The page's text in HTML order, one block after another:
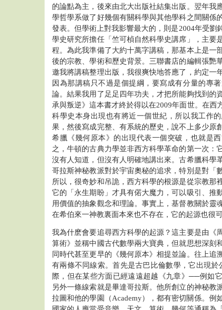
的論點為主，後來由北大出版社結集出版。翌年我
學哲學系做了好幾個有關科學與其他學科之間關係
發表。但學術上對我影響最大的，則是2004年受劉
學史研究所擔任「竺可楨自然科學史講席」，主要
程。為此我準備了大約十萬字講稿，那基本上是一
後的宗教、學術和歷史背景。三聯書店的編輯張艷
邀我將講稿整理出版，我很爽快地答應了，約定一
因為那講稿只不過是個提綱，要寫成有分量的專
論。結果我用了足足四年功夫，才把所能夠找到的
承與叛逆》這本書才終於得以在2009年面世。在西
科學史本身出現也有將近一個世紀，所以我工作
果，然後寫成完整、有系統的歷史，說不上多少原
希臘《幾何原本》的出現代表一個突破，也就是
之，牛頓的古典力學並非西方科學革命的第一次：
沒有人知道，但沒有人明確地講出來。古希臘科學
哥拉斯神秘教派對於宇宙奧秘的追求，特別是對「
所以，很奇妙和吊詭，西方科學的根源是從宗教那
它的「永生期盼」才具有偌大魔力，可以吸引、推
用價值的抽象觀念和理論。事實上，基督教關於靈
在希伯來一神教裏面本來也不存在，它的起源也很
我為什麽會要追尋西方科學的起源？這主要是由《
算術》並稱中國古代數學兩大寶典，但就思想深刻
同時代甚至更早的《幾何原本》相提並論。往上追
有兩條不同線索。首先是古巴比倫數學，它出現於
際，但在某些方面已經遠遠超越《九章》──例如
另外一條線索就是畢達哥拉斯。他所創立的神秘教
拉圖和他的學園（Academy），都有密切關係。例